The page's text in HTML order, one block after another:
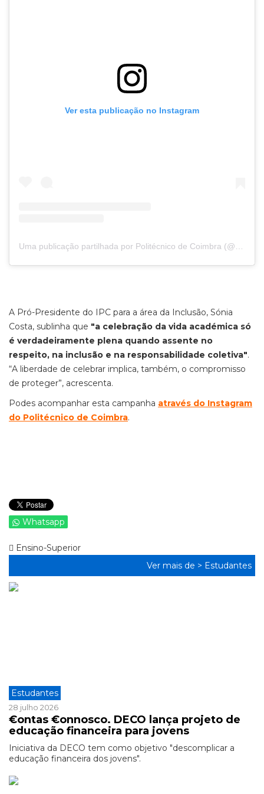
Ver esta publicação no Instagram
Uma publicação partilhada por Politécnico de Coimbra (@politecnicodecoimbra)
A Pró-Presidente do IPC para a área da Inclusão, Sónia
Costa, sublinha que "a celebração da vida académica só
é verdadeiramente plena quando assente no
respeito, na inclusão e na responsabilidade coletiva".
“A liberdade de celebrar implica, também, o compromisso
de proteger”, acrescenta.
Podes acompanhar esta campanha através do Instagram
do Politécnico de Coimbra.
Whatsapp
Ensino-Superior
Ver mais de > Estudantes
Estudantes
28 julho 2026
€ontas €onnosco. DECO lança projeto de
educação financeira para jovens
Iniciativa da DECO tem como objetivo "descomplicar a
educação financeira dos jovens".